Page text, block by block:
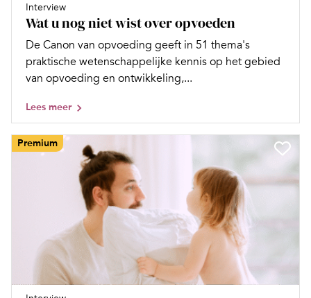
Interview
Wat u nog niet wist over opvoeden
De Canon van opvoeding geeft in 51 thema's
praktische wetenschappelijke kennis op het gebied
van opvoeding en ontwikkeling,...
Lees meer
Premium